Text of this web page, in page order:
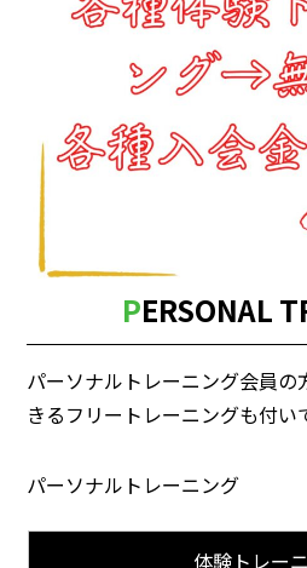
PERSONAL
パーソナルトレーニング会員
きるフリートレーニングも付い
パーソナルトレーニング
体験トレー